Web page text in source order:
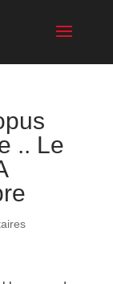
.. Le